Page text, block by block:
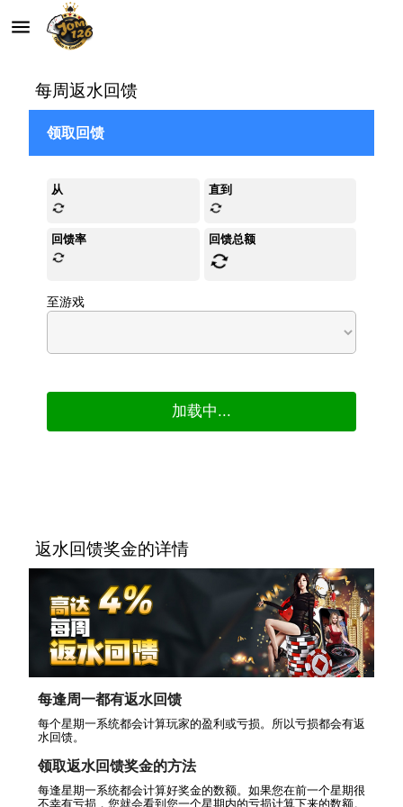
menu
每周返水回馈
领取回馈
从
autorenew
直到
autorenew
回馈率
autorenew
回馈总额
autorenew
至游戏
返水回馈奖金的详情
每逢周一都有返水回馈
每个星期一系统都会计算玩家的盈利或亏损。所以亏损都会有返
水回馈。
领取返水回馈奖金的方法
每逢星期一系统都会计算好奖金的数额。如果您在前一个星期很
不幸有亏损，您就会看到您一个星期内的亏损计算下来的数额。